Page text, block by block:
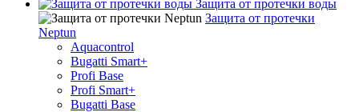
Защита от протечки воды
Защита от протечки
Neptun
Aquacontrol
Bugatti Smart+
Profi Base
Profi Smart+
Bugatti Base